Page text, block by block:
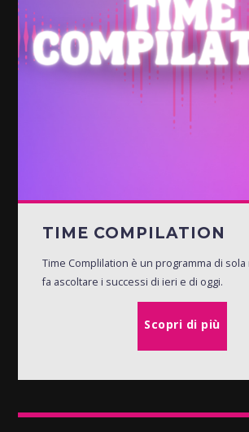
TIME COMPILATION
Time Complilation è un programma di sola
fa ascoltare i successi di ieri e di oggi.
Scopri di più